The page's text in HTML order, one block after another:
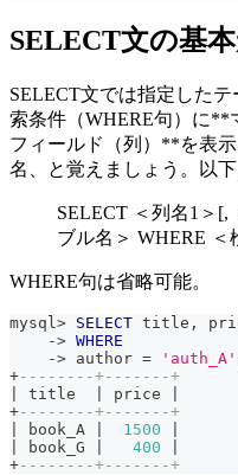
SELECT文の基
SELECT文では指定した
索条件（WHERE句）に**
フィールド（列）**を表
名、と覚えましょう。以下
SELECT ＜列名1＞[,
ブル名＞ WHERE ＜
WHERE句は省略可能。
mysql > SELECT title ,
-> WHERE
-> author = 'auth_A'
+--------+-------+
title price
+--------+-------+
book_A 1500
book_G 400
+--------+-------+